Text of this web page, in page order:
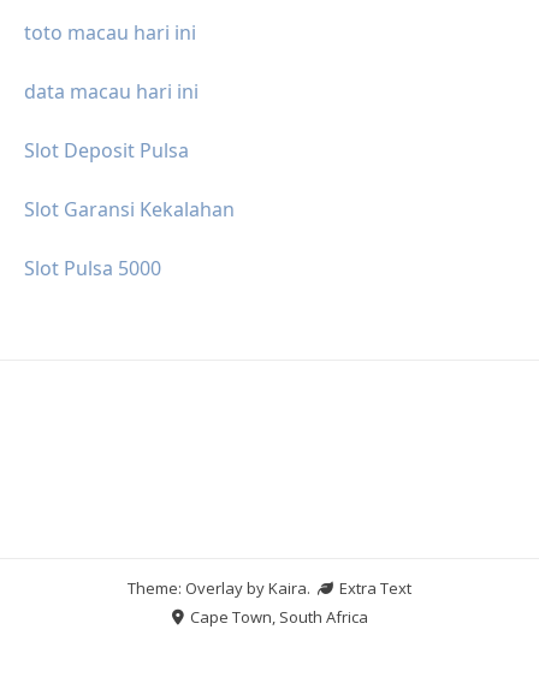
toto macau hari ini
data macau hari ini
Slot Deposit Pulsa
Slot Garansi Kekalahan
Slot Pulsa 5000
Theme: Overlay byKaira.
Extra Text
Cape Town, South Africa